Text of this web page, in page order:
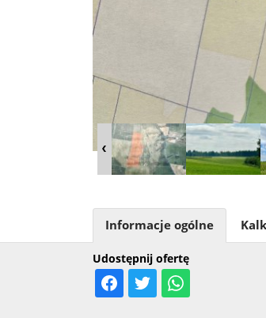
Udostępnij ofertę
Informacje ogólne